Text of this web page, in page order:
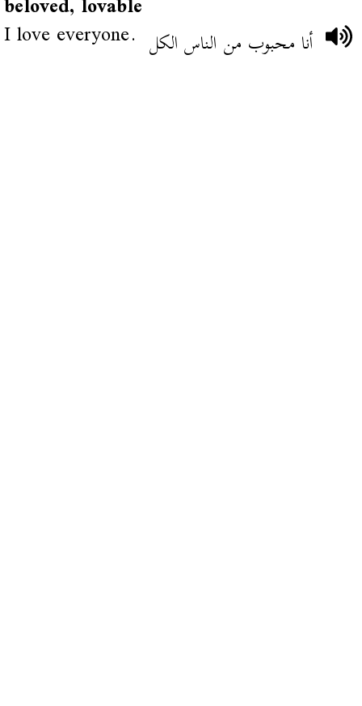
I love everyone. أنا محبوب من الناس الكل